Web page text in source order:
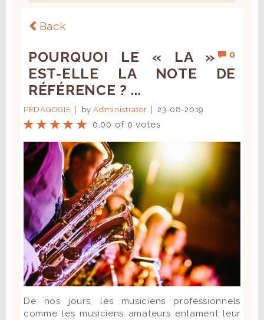
Back
0
POURQUOI LE « LA »
EST-ELLE LA NOTE DE
RÉFÉRENCE ? ...
PÉDAGOGIE byAdministrator 23-08-2019
0.00 of 0 votes
De nos jours, les musiciens professionnels
comme les musiciens amateurs entament leur